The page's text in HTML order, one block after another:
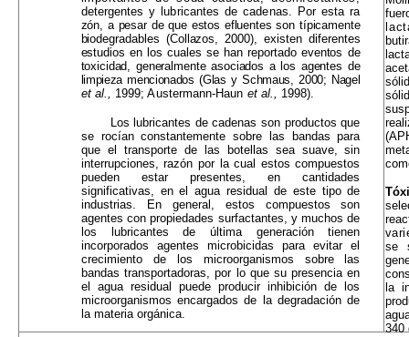
detergentes y lubricantes de cadenas. Por esta ra­
zón, a pesar de que estos efluentes son típicamente
biodegradables (Collazos, 2000), existen diferentes
estudios en los cuales se han reportado eventos de
toxicidad, generalmente asociados a los agentes de
limpieza mencionados (Glas y Schmaus, 2000; Nagel
et al., 1999; Austermann-Haun et al., 1998).
Los lubricantes de cadenas son productos que
se rocían constantemente sobre las bandas para
que el transporte de las botellas sea suave, sin
interrup­ciones, razón por la cual estos compuestos
pueden estar presentes, en cantidades
significativas, en el agua residual de este tipo de
industrias. En general, estos compuestos son
agentes con propiedades surfactantes, y muchos de
los lubricantes de última generación tienen
incorporados agentes microbicidas para evitar el
crecimiento de los microorganismos sobre las
bandas transportadoras, por lo que su pre­sencia en
el agua residual puede producir inhibición de los
microorganismos encargados de la degrada­ción de
la materia orgánica.
se
la
340